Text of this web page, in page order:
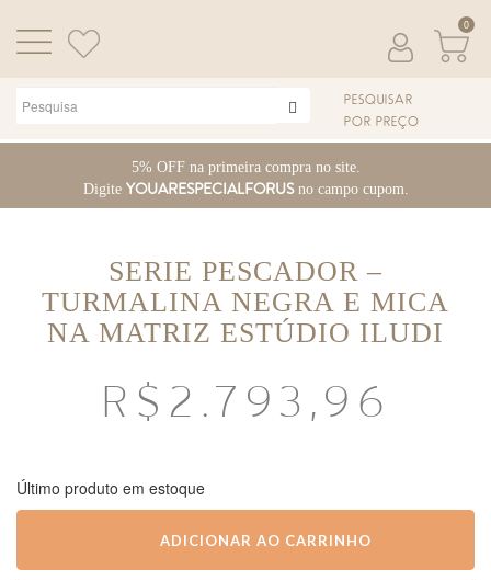
o
5% OFF na primeira compra no site.
Digite YOUARESPECIALFORUSno campo cupom.
0
PESQUISAR
POR PREÇO
SERIE PESCADOR –
TURMALINA NEGRA E MICA
NA MATRIZ ESTÚDIO ILUDI
R$ 2.793,96
Último produto em estoque
ADICIONAR AO CARRINHO